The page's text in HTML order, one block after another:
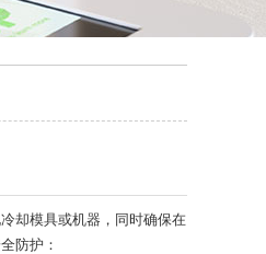
却模具或机器，同时确保在
防护：